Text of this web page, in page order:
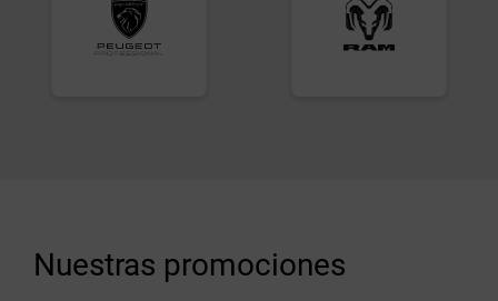
Nuestras promociones